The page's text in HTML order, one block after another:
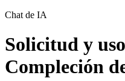
Chat de IA
Solicitud y
Compleción